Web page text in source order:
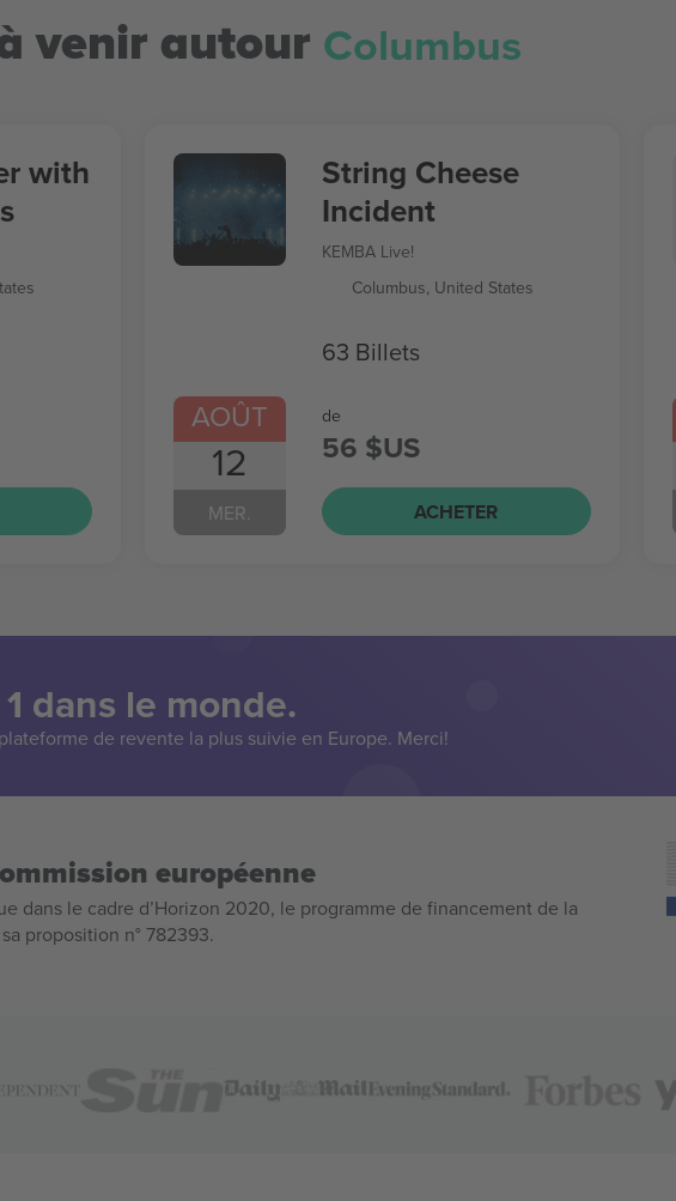
venir autour Columbus
with
AOÛT
12
MER.
String Cheese
Incident
KEMBA Live!
Columbus, United States
63 Billets
de
56 $US
ACHETER
dans le monde.
de revente la plus suivie en Europe. Merci!
européenne
dans le cadre d’Horizon 2020, le programme de financement de la
proposition n° 782393.